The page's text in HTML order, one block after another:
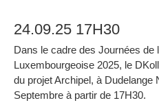
24.09.25 17H30
Dans le cadre des Journées de
Luxembourgeoise 2025, le
du projet Archipel, à
Septembre à partir de 17H30.